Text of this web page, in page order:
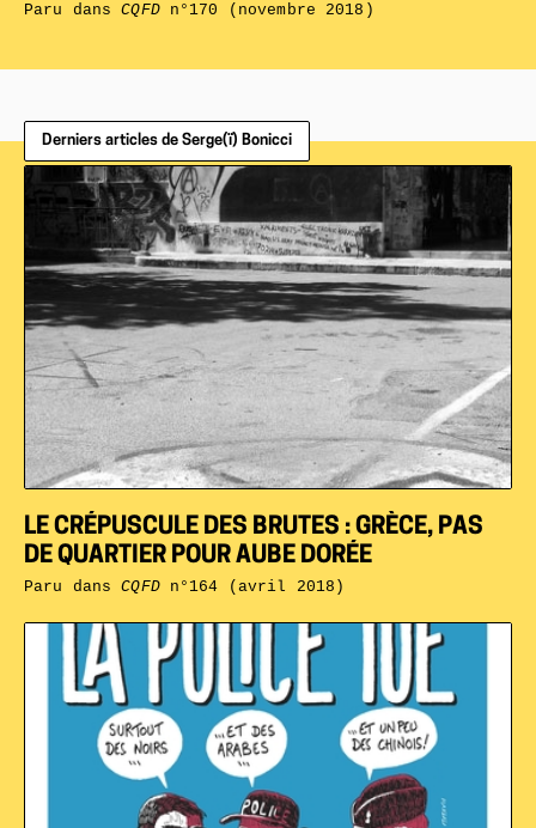
Paru dansCQFDn°170 (novembre 2018)
Derniers articles de Serge(ï) Bonicci
LE CRÉPUSCULE DES BRUTES : GRÈCE, PAS
DE QUARTIER POUR AUBE DORÉE
Paru dansCQFDn°164 (avril 2018)